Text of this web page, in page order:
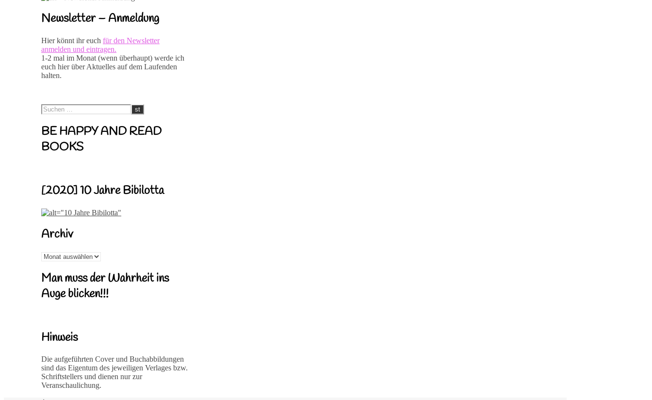
Newsletter – Anmeldung
Hier könnt ihr euch für den Newsletter
anmelden und eintragen.
1-2 mal im Monat (wenn überhaupt) werde ich
euch hier über Aktuelles auf dem Laufenden
halten.
BE HAPPY AND READ
BOOKS
[2020] 10 Jahre Bibilotta
Archiv
Archiv
Man muss der Wahrheit ins
Auge blicken!!!
Hinweis
Die aufgeführten Cover und Buchabbildungen
sind das Eigentum des jeweiligen Verlages bzw.
Schriftstellers und dienen nur zur
Veranschaulichung.